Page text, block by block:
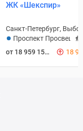
ЖК «Шекспир»
Санкт-Петербург,
Проспект
от 18 959 152
18